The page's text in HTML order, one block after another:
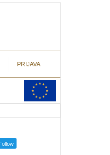
PRIJAVA